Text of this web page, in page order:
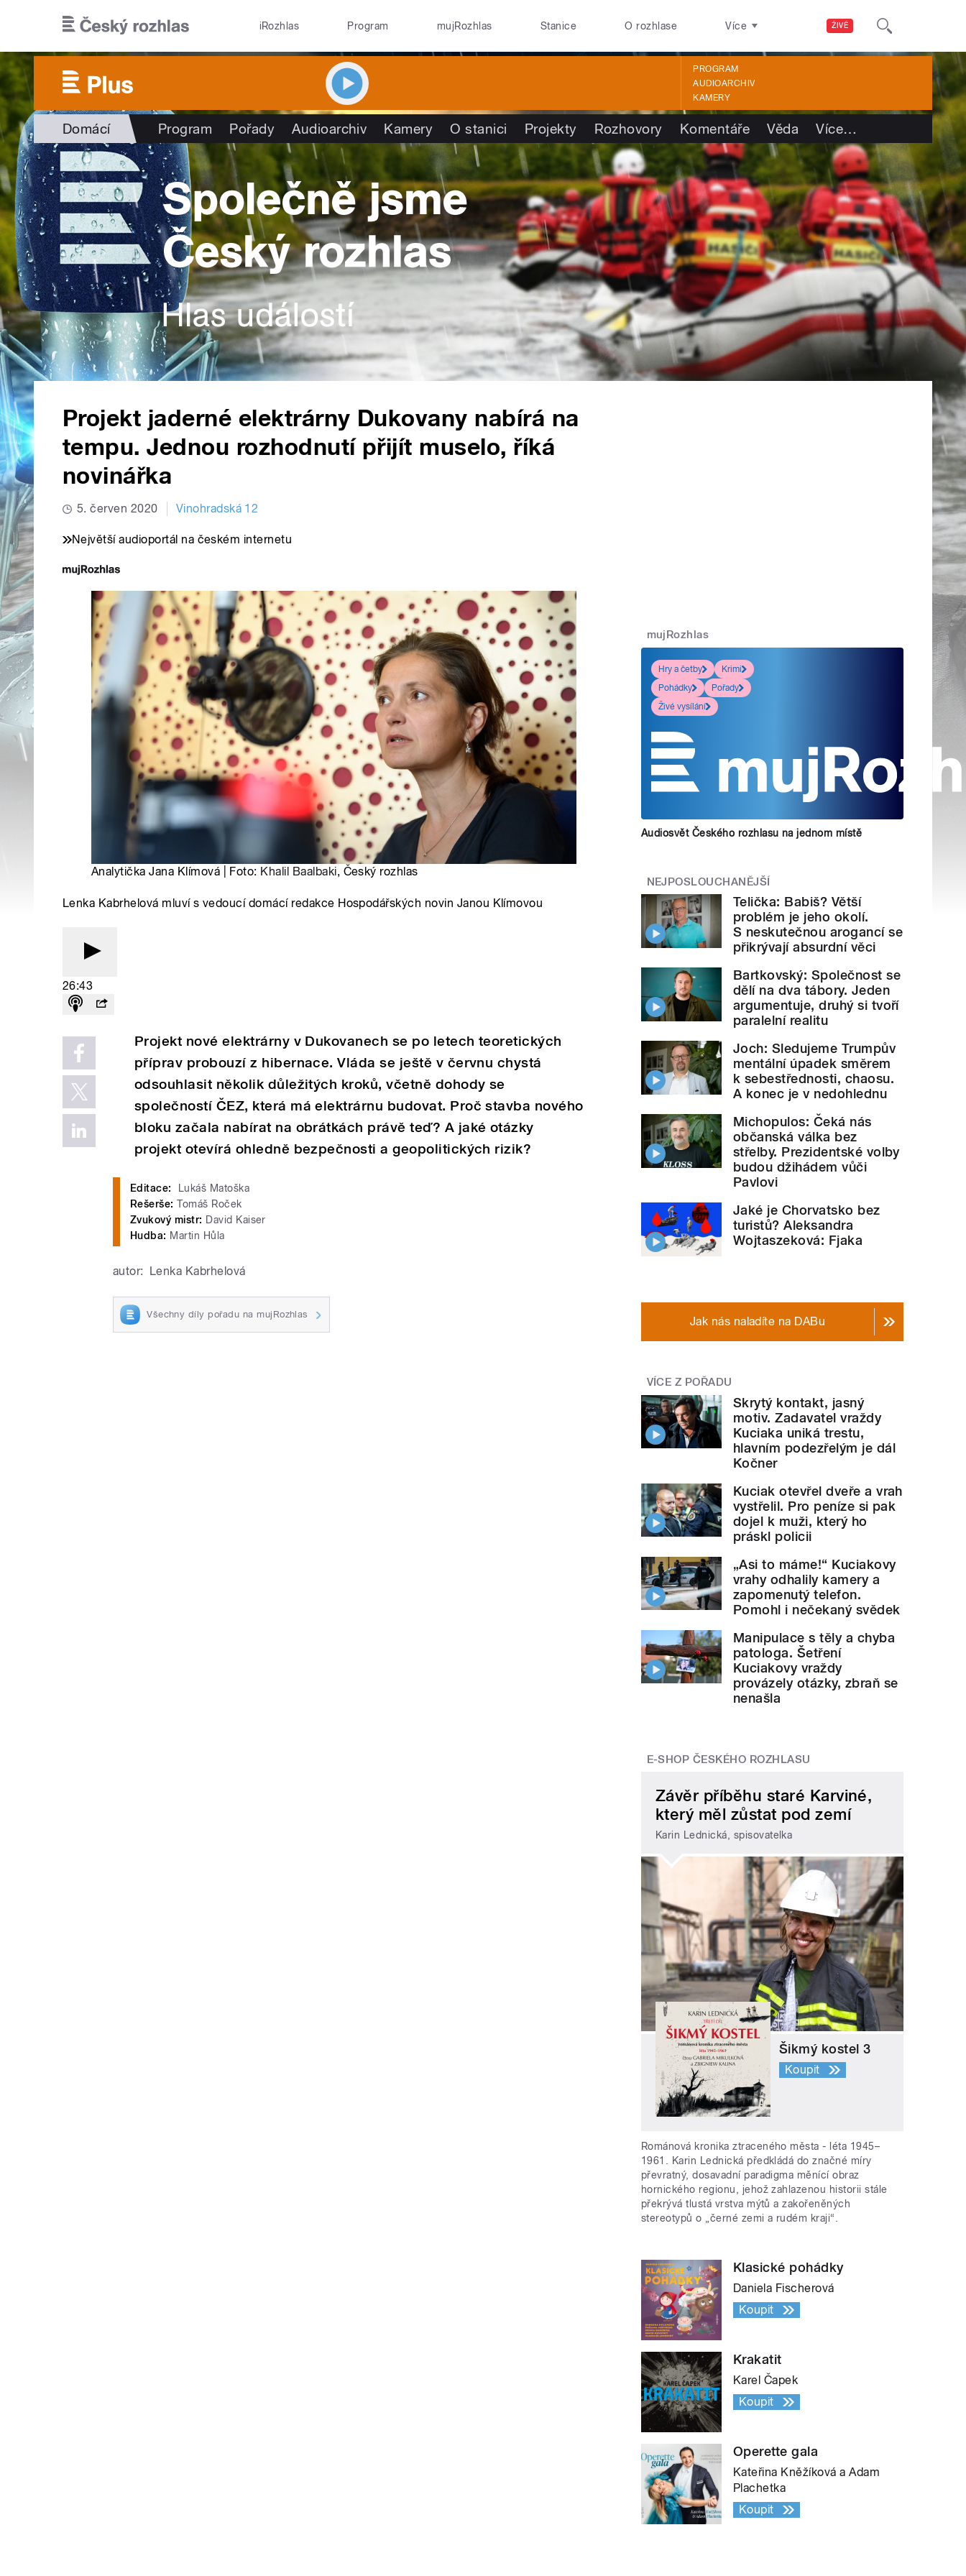
ŽIVĚ
iRozhlas Program mujRozhlas Stanice O rozhlase Více
PROGRAM
AUDIOARCHIV
KAMERY
Domácí Program Pořady Audioarchiv Kamery O stanici Projekty Rozhovory Komentáře Věda Více…
Projekt jaderné elektrárny Dukovany nabírá na
tempu. Jednou rozhodnutí přijít muselo, říká
novinářka
5. červen 2020 Vinohradská 12
Největší audioportál na českém internetu
Analytička Jana Klímová | Foto: Khalil Baalbaki, Český rozhlas
Lenka Kabrhelová mluví s vedoucí domácí redakce Hospodářských novin Janou Klímovou
26:43
Projekt nové elektrárny v Dukovanech se po letech teoretických
příprav probouzí z hibernace. Vláda se ještě v červnu chystá
odsouhlasit několik důležitých kroků, včetně dohody se
společností ČEZ, která má elektrárnu budovat. Proč stavba nového
bloku začala nabírat na obrátkách právě teď? A jaké otázky
projekt otevírá ohledně bezpečnosti a geopolitických rizik?
Editace:
Lukáš Matoška
Rešerše:Tomáš Roček
Zvukový mistr: David Kaiser
Hudba: Martin Hůla
autor: Lenka Kabrhelová
Všechny díly pořadu na mujRozhlas
mujRozhlas
Hry a četby
Krimi
Pohádky
Pořady
Živé vysílání
Audiosvět Českého rozhlasu na jednom místě
NEJPOSLOUCHANĚJŠÍ
Telička: Babiš? Větší
problém je jeho okolí.
S neskutečnou arogancí se
přikrývají absurdní věci
Bartkovský: Společnost se
dělí na dva tábory. Jeden
argumentuje, druhý si tvoří
paralelní realitu
Joch: Sledujeme Trumpův
mentální úpadek směrem
k sebestřednosti, chaosu.
A konec je v nedohlednu
Michopulos: Čeká nás
občanská válka bez
střelby. Prezidentské volby
budou džihádem vůči
Pavlovi
Jaké je Chorvatsko bez
turistů? Aleksandra
Wojtaszeková: Fjaka
Jak nás naladíte na DABu
VÍCE Z POŘADU
Skrytý kontakt, jasný
motiv. Zadavatel vraždy
Kuciaka uniká trestu,
hlavním podezřelým je dál
Kočner
Kuciak otevřel dveře a vrah
vystřelil. Pro peníze si pak
dojel k muži, který ho
práskl policii
„Asi to máme!“ Kuciakovy
vrahy odhalily kamery a
zapomenutý telefon.
Pomohl i nečekaný svědek
Manipulace s těly a chyba
patologa. Šetření
Kuciakovy vraždy
provázely otázky, zbraň se
nenašla
E-SHOP ČESKÉHO ROZHLASU
Závěr příběhu staré Karviné,
který měl zůstat pod zemí
Karin Lednická, spisovatelka
Šikmý kostel 3
Koupit
Románová kronika ztraceného města - léta 1945–
1961. Karin Lednická předkládá do značné míry
převratný, dosavadní paradigma měnící obraz
hornického regionu, jehož zahlazenou historii stále
překrývá tlustá vrstva mýtů a zakořeněných
stereotypů o „černé zemi a rudém kraji“.
Klasické pohádky
Daniela Fischerová
Koupit
Krakatit
Karel Čapek
Koupit
Operette gala
Kateřina Kněžíková a Adam
Plachetka
Koupit